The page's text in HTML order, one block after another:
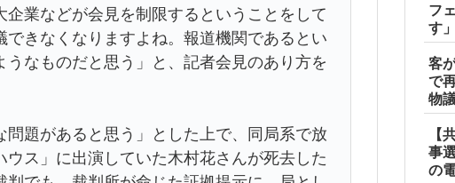
業などが会見を制限するということをして
きなくなりますよね。報道機関であるとい
なものだと思う」と、記者会見のあり方を
題があると思う」とした上で、同局系で放
ス」に出演していた木村花さんが死去した
フ
す」
客
で
物
【
事
の